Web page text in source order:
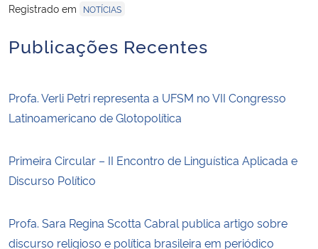
Registrado em
NOTÍCIAS
Publicações Recentes
Profa. Verli Petri representa a UFSM no VII Congresso
Latinoamericano de Glotopolítica
Primeira Circular – II Encontro de Linguística Aplicada e
Discurso Político
Profa. Sara Regina Scotta Cabral publica artigo sobre
discurso religioso e política brasileira em periódico